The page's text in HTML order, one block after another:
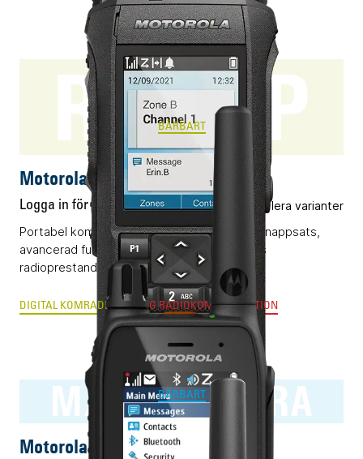
R7 FKP
BÄRBART
Motorola R7 FKP
Logga in för pris Flera varianter
Portabel komradio (DMR) med display och knappsats,
avancerad funktionalitet och kompromisslös
radioprestanda.
DIGITAL KOMRADIOANALOG RADIOKOMMUNIKATION
MXP600 TETRA
BÄRBART
Motorola MXP600 TETRA